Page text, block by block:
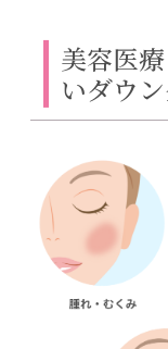
美容医
いダウ